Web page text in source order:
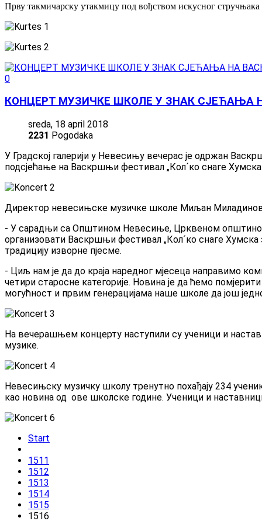
Прву такмичарску утакмицу под вођством искусног
0
КОНЦЕРТ МУЗИЧКЕ ШКОЛЕ У ЗНАК
sreda, 18 april 2018
2231 Pogodaka
У Градској галерији у Невесињу вечерас је одржан
подсјећање на Васкршњи фестивал „Кол´ко снаге
Директор невесињске музичке школе Миљан
- У сарадњи са Општином Невесиње, Црквеном
организовати Васкршњи фестивал „Кол´ко снаге Хумска
традицију изворне пјесме.
- Циљ нам је да до краја наредног мјесеца направимо
четири старосне категорије. Новина је да ћемо
могућност и првим генерацијама наше школе да још
На вечерашњем концерту наступили су ученици и
музике.
Невесињску музичку школу тренутно похађају 234
као новина од ове школске године. Ученици и
Start
1511
1512
1513
1514
1515
1516